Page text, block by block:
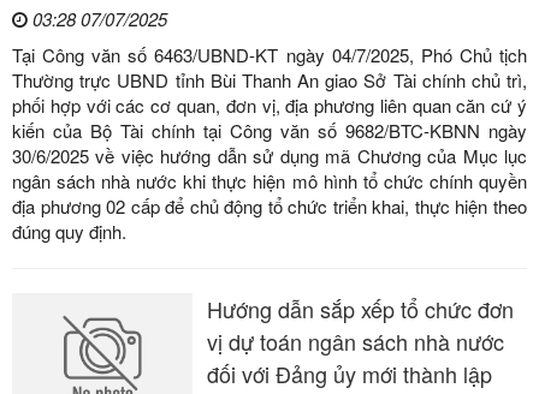
03:28 07/07/2025
Tại Công văn số 6463/UBND-KT ngày 04/7/2025, Phó Chủ tịch
Thường trực UBND tỉnh Bùi Thanh An giao Sở Tài chính chủ trì,
phối hợp với các cơ quan, đơn vị, địa phương liên quan căn cứ ý
kiến của Bộ Tài chính tại Công văn số 9682/BTC-KBNN ngày
30/6/2025 về việc hướng dẫn sử dụng mã Chương của Mục lục
ngân sách nhà nước khi thực hiện mô hình tổ chức chính quyền
địa phương 02 cấp để chủ động tổ chức triển khai, thực hiện theo
đúng quy định.
Hướng dẫn sắp xếp tổ chức đơn
vị dự toán ngân sách nhà nước
đối với Đảng ủy mới thành lập